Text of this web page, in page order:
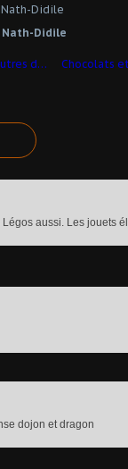
Didile
Les feutres souris, les feutres clowns et les feutres du magicien par Nath-Didile
aussi. Les jouets
dojon et dragon